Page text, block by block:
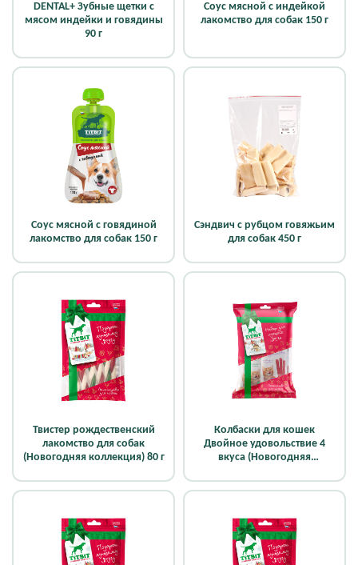
DENTAL+ Зубные щетки с
мясом индейки и говядины
90 г
Соус мясной с индейкой
лакомство для собак 150 г
Соус мясной с говядиной
лакомство для собак 150 г
Сэндвич с рубцом говяжьим
для собак 450 г
Твистер рождественский
лакомство для собак
(Новогодняя коллекция) 80 г
Колбаски для кошек
Двойное удовольствие 4
вкуса (Новогодняя